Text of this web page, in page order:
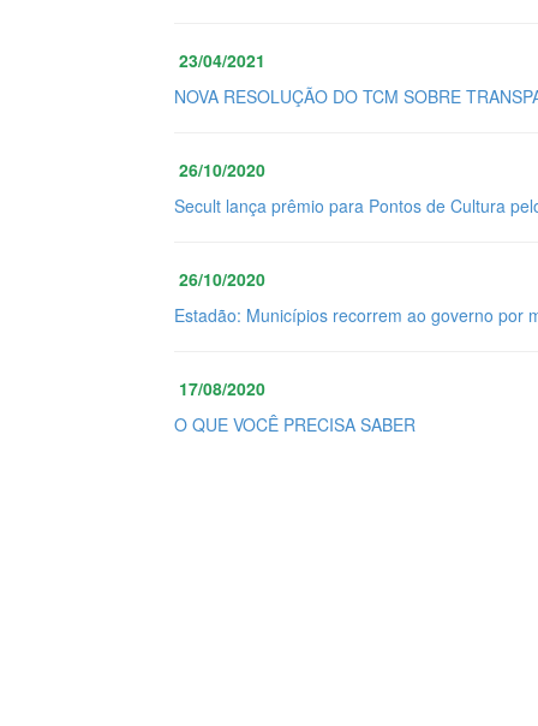
23/04/2021
NOVA RESOLUÇÃO DO TCM SOBRE
26/10/2020
Secult lança prêmio para Pontos de Cultura
26/10/2020
Estadão: Municípios recorrem ao governo por
17/08/2020
O QUE VOCÊ PRECISA SABER